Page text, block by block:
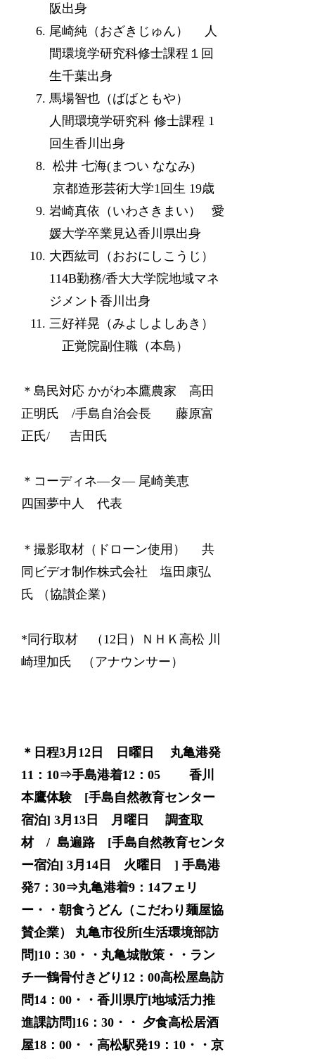
阪出身
尾崎純（おざきじゅん） 人
間環境学研究科修士課程１回
生千葉出身
馬場智也（ばばともや）
人間環境学研究科 修士課程 1
回生香川出身
松井 七海(まつい ななみ)
京都造形芸術大学1回生 19歳
岩崎真依（いわさきまい） 愛
媛大学卒業見込香川県出身
大西紘司（おおにしこうじ）
114B勤務/香大大学院地域マネ
ジメント香川出身
三好祥晃（みよしよしあき）
正覚院副住職（本島）
＊島民対応 かがわ本鷹農家 高田
正明氏 /手島自治会長 藤原富
正氏/ 吉田氏
＊コーディネ―タ― 尾崎美恵
四国夢中人 代表
＊撮影取材（ドローン使用） 共
同ビデオ制作株式会社 塩田康弘
氏
（協讃企業）
*同行取材 （12日）ＮＨＫ高松 川
崎理加氏 （アナウンサー）
＊日程3月12日 日曜日 丸亀港発
11：10⇒手島港着12：05 香川
本鷹体験 [手島自然教育センター
宿泊] 3月13日 月曜日 調査取
材 / 島遍路 [手島自然教育センタ
ー宿泊] 3月14日 火曜日 ] 手島港
発7：30⇒丸亀港着9：14フェリ
ー・・朝食うどん（こだわり麺屋協
賛企業） 丸亀市役所[生活環境部訪
問]10：30・・丸亀城散策・・ラン
チ一鶴骨付きどり12：00高松屋島訪
問14：00・・香川県庁[地域活力推
進課訪問]16：30・・ 夕食高松居酒
屋18：00・・高松駅発19：10・・京